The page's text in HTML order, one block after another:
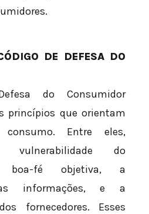
DE DEFESA DO
do Consumidor
princípios que orientam
Entre eles,
vulnerabilidade do
boa-fé objetiva, a
informações, e a
fornecedores. Esses